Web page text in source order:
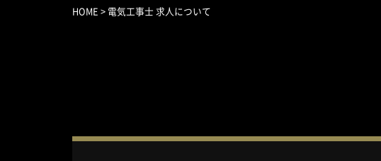
HOME > 電気工事士 求人について